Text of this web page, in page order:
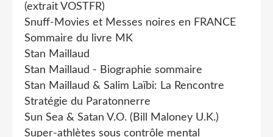
(extrait VOSTFR)
Snuff-Movies et Messes noires en FRANCE
Sommaire du livre MK
Stan Maillaud
Stan Maillaud - Biographie sommaire
Stan Maillaud & Salim Laïbi: La Rencontre
Stratégie du Paratonnerre
Sun Sea & Satan V.O. (Bill Maloney U.K.)
Super-athlètes sous contrôle mental